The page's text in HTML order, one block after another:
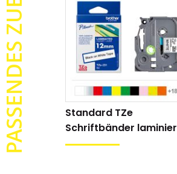
Bandlänge: 8 m
Druckverfahren: Hinterbanddruck
Klebkraft: gut
Kratzfestigkeit: sehr gut
UV-Beständigkeit: sehr gut
Chemische Beständigkeit: sehr gut
Spenderbox:
PASSENDES ZUBEHÖR
Standard TZe
Schriftbänder